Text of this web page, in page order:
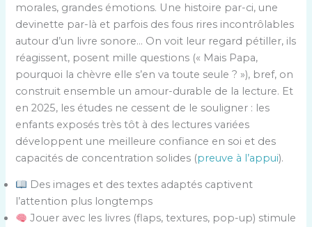
morales, grandes émotions. Une histoire par-ci, une
devinette par-là et parfois des fous rires incontrôlables
autour d’un livre sonore… On voit leur regard pétiller, ils
réagissent, posent mille questions (« Mais Papa,
pourquoi la chèvre elle s’en va toute seule ? »), bref, on
construit ensemble un amour-durable de la lecture. Et
en 2025, les études ne cessent de le souligner : les
enfants exposés très tôt à des lectures variées
développent une meilleure confiance en soi et des
capacités de concentration solides (preuve à l’appui).
Des images et des textes adaptés captivent
l’attention plus longtemps
Jouer avec les livres (flaps, textures, pop-up) stimule